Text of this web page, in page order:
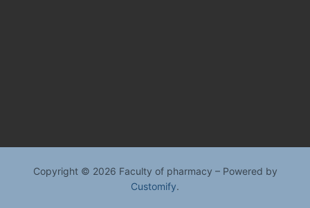
Copyright © 2026 Faculty of pharmacy – Powered by
Customify.